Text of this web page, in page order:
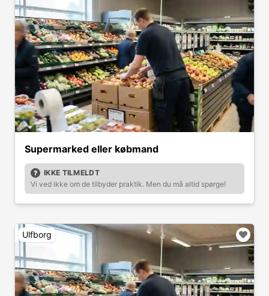
Supermarked eller købmand
IKKE TILMELDT
Vi ved ikke om de tilbyder praktik. Men du må altid spørge!
Ulfborg